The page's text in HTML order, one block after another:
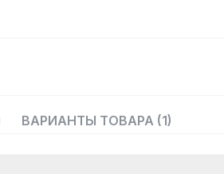
ВАРИАНТЫ ТОВАРА (1)